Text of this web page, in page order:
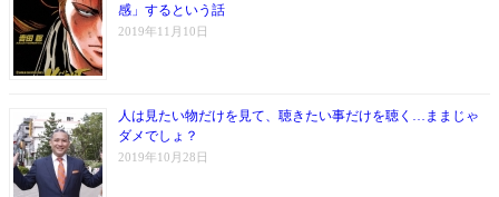
感」するという話
2019年11月10日
人は見たい物だけを見て、聴きたい事だけを聴く…ままじゃ
ダメでしょ？
2019年10月28日